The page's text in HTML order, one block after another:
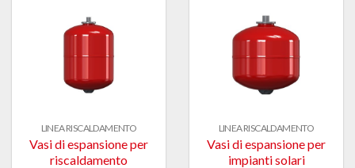
LINEA RISCALDAMENTO
Vasi di espansione per
riscaldamento
LINEA RISCALDAMENTO
Vasi di espansione per
impianti solari